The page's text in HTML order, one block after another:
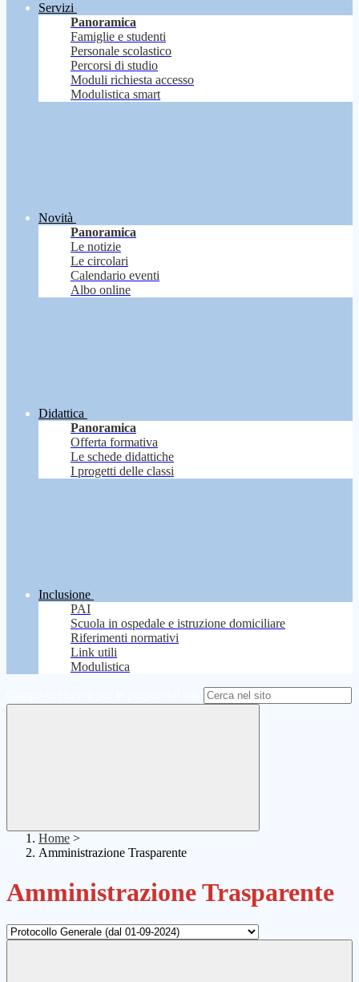
Servizi
Panoramica
Famiglie e studenti
Personale scolastico
Percorsi di studio
Moduli richiesta accesso
Modulistica smart
Novità
Panoramica
Le notizie
Le circolari
Calendario eventi
Albo online
Didattica
Panoramica
Offerta formativa
Le schede didattiche
I progetti delle classi
Inclusione
PAI
Scuola in ospedale e istruzione domiciliare
Riferimenti normativi
Link utili
Modulistica
Home >
Amministrazione Trasparente
Amministrazione Trasparente